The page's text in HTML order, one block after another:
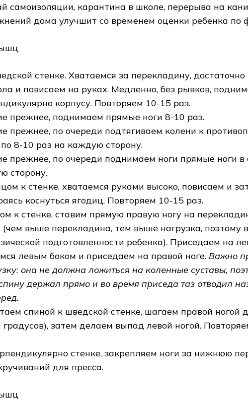
самоизоляции, карантина в школе, перерыва на
дома улучшит со временем оценки ребенка по
стенке. Хватаемся за перекладину,
и повисаем на руках. Медленно, без рывков,
корпусу. Повторяем 10-15 раз.
прежнее, поднимаем прямые ноги 8-10 раз.
прежнее, по очереди подтягиваем колени к
8-10 раз на каждую сторону.
прежнее, по очереди поднимаем ноги прямые ноги
сторону.
к стенке, хватаемся руками высоко, повисаем и
коснуться ягодиц. Повторяем 10-15 раз.
к стенке, ставим прямую правую ногу на
(чем выше перекладина, тем выше нагрузка, поэтому
подготовленности ребенка). Приседаем на
левым боком и приседаем на правой ноге. Важно
она не должна ложиться на коленные суставы,
держал прямо и во время приседа таз отводил
спиной к шведской стенке, шагаем правой ногой
затем делаем выпад левой ногой.
стенке, закрепляем ноги за нижнюю
для пресса.